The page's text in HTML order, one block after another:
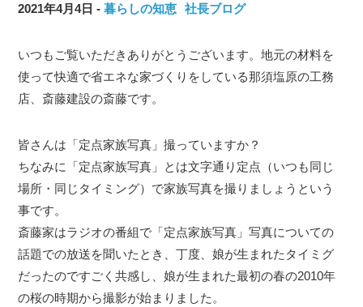
2021年4月4日 暮らしの知恵 社長ブログ
いつもご覧いただきありがとうございます。地元の材料を
使って快適で省エネな家づくりをしている那須塩原の工務
店、斎藤建設の斎藤です。
皆さんは「定点家族写真」撮っていますか？
ちなみに「定点家族写真」とは文字通り定点（いつも同じ
場所・同じタイミング）で家族写真を撮りましょうという
事です。
斎藤家はラジオの番組で「定点家族写真」写真についての
話題での放送を聞いたとき、丁度、娘が生まれたタイミグ
だったのですごく共感し、娘が生まれた最初の春の2010年
の桜の時期から撮影が始まりました。